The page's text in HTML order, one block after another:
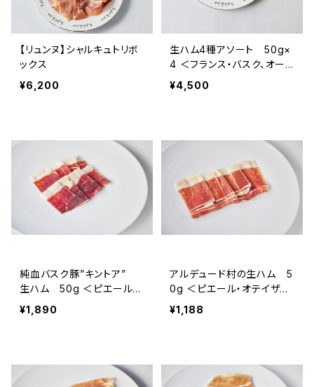
【リュンヌ】シャルキュトリボ
ックス
¥6,200
生ハム4種アソート 50g×
4 ＜フランス・バスク、オー
ヴェルニュ＞
¥4,500
純血バスク豚”キントア”
生ハム 50g ＜ピエール・
オテイザ＞(フランス・バス
ク)
¥1,890
アルデュード村の生ハム 5
0g ＜ピエール・オテイザ＞
(フランス・バスク)
¥1,188